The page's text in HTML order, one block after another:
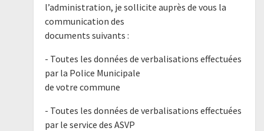
l’administration, je sollicite auprès de vous la
communication des
documents suivants :
- Toutes les données de verbalisations effectuées
par la Police Municipale
de votre commune
- Toutes les données de verbalisations effectuées
par le service des ASVP